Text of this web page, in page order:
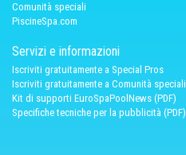
Comunità speciali
PiscineSpa.com
Servizi e informazioni
Iscriviti gratuitamente a Special Pros
Iscriviti gratuitamente a Comunità speciali
Kit di supporti EuroSpaPoolNews (PDF)
Specifiche tecniche per la pubblicità (PDF)